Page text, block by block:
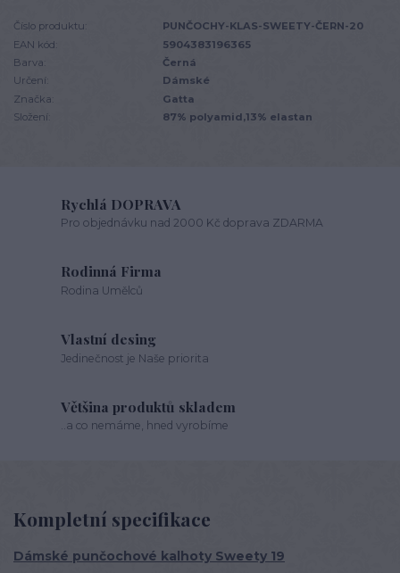
Číslo produktu:
PUNČOCHY-KLAS-SWEETY-ČERN-20
EAN kód:
5904383196365
Barva:
Černá
Určení:
Dámské
Značka:
Gatta
Složení:
87% polyamid,13% elastan
Rychlá DOPRAVA
Pro objednávku nad 2000 Kč doprava ZDARMA
Rodinná Firma
Rodina Umělců
Vlastní desing
Jedinečnost je Naše priorita
Většina produktů skladem
..a co nemáme, hned vyrobíme
Kompletní specifikace
Dámské punčochové kalhoty Sweety 19